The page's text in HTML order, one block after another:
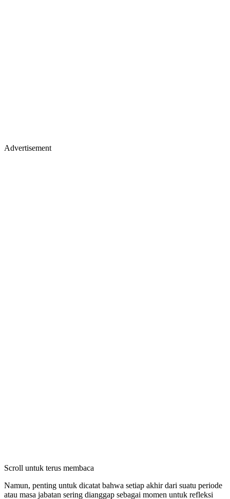
Advertisement
Scroll untuk terus membaca
Namun, penting untuk dicatat bahwa setiap akhir dari suatu periode
atau masa jabatan sering dianggap sebagai momen untuk refleksi